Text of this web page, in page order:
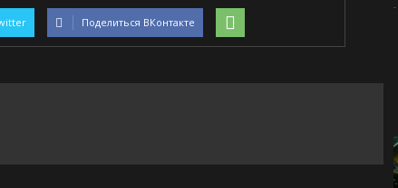
Поделиться ВКонтакте